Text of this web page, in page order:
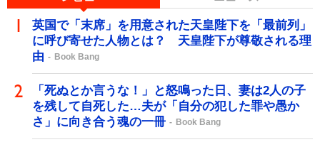
英国で「末席」を用意された天皇陛下を「最前列」
に呼び寄せた人物とは？ 天皇陛下が尊敬される理
由
Book Bang
「死ぬとか言うな！」と怒鳴った日、妻は2人の子
を残して自死した…夫が「自分の犯した罪や愚か
さ」に向き合う魂の一冊
Book Bang